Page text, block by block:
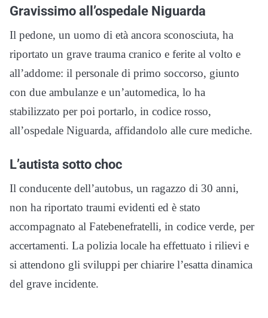
Gravissimo all’ospedale Niguarda
Il pedone, un uomo di età ancora sconosciuta, ha
riportato un grave trauma cranico e ferite al volto e
all’addome: il personale di primo soccorso, giunto
con due ambulanze e un’automedica, lo ha
stabilizzato per poi portarlo, in codice rosso,
all’ospedale Niguarda, affidandolo alle cure mediche.
L’autista sotto choc
Il conducente dell’autobus, un ragazzo di 30 anni,
non ha riportato traumi evidenti ed è stato
accompagnato al Fatebenefratelli, in codice verde, per
accertamenti. La polizia locale ha effettuato i rilievi e
si attendono gli sviluppi per chiarire l’esatta dinamica
del grave incidente.